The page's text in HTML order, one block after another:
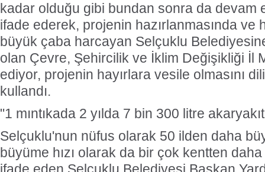
kadar olduğu gibi bundan sonra da devam
ifade ederek, projenin hazırlanmasında ve
büyük çaba harcayan Selçuklu
olan Çevre, Şehircilik ve İklim Değişikliği İl
ediyor, projenin hayırlara vesile olmasını
kullandı.
"1 mıntıkada 2 yılda 7 bin 300 litre
Selçuklu'nun nüfus olarak 50 ilden daha
büyüme hızı olarak da bir çok kentten daha